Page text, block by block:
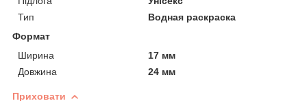
Тип
Водная раскраска
Формат
Ширина
17 мм
Довжина
24 мм
Приховати